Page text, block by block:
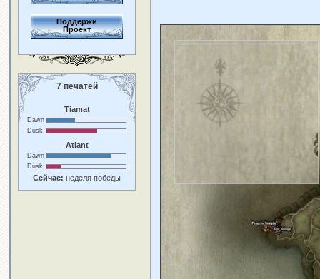
Поддержи
Проект
7 печатей
Tiamat
Dawn
Dusk
Atlant
Dawn
Dusk
Сейчас: неделя победы